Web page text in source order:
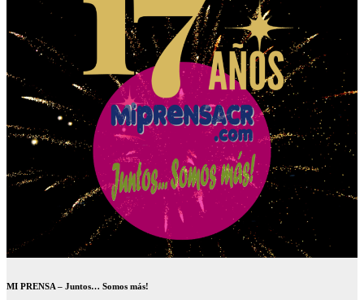
MI PRENSA – Juntos… Somos más!